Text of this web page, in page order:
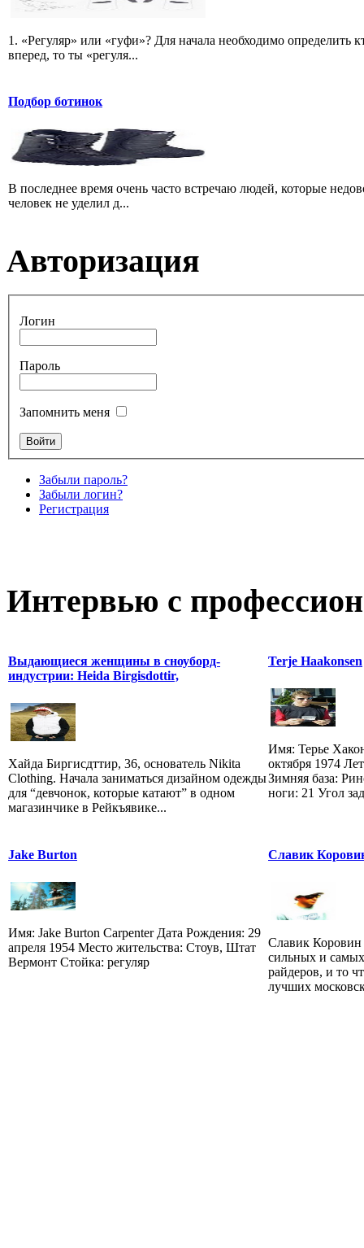
1. «Регуляр» или «гуфи»? Для начала необходимо определить
вперед, то ты «регуля...
Подбор ботинок
В последнее время очень часто встречаю людей, которые
человек не уделил д...
Авторизация
Логин
Пароль
Запомнить меня
Забыли пароль?
Забыли логин?
Регистрация
Интервью с
Выдающиеся женщины в сноуборд-
индустрии: Heida Birgisdottir,
Хайда Биргисдттир, 36, основатель Nikita
Clothing. Начала заниматься дизайном одежды
для “девчонок, которые катают” в одном
магазинчике в Рейкъявике...
Terje Haakonsen
Имя: Терье
октября 1974
Зимняя база:
ноги: 21 Угол
Jake Burton
Имя: Jake Burton Carpenter Дата Рождения: 29
апреля 1954 Место жительства: Стоув, Штат
Вермонт Стойка: регуляр
Славик
Славик Коровин
сильных и
райдеров, и то
лучших